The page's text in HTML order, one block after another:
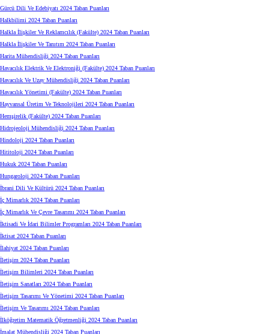
Gürcü Dili Ve Edebiyatı 2024 Taban Puanları
Halkbilimi 2024 Taban Puanları
Halkla İlişkiler Ve Reklamcılık (Fakülte) 2024 Taban Puanları
Halkla İlişkiler Ve Tanıtım 2024 Taban Puanları
Harita Mühendisliği 2024 Taban Puanları
Havacılık Elektrik Ve Elektroniği (Fakülte) 2024 Taban Puanları
Havacılık Ve Uzay Mühendisliği 2024 Taban Puanları
Havacılık Yönetimi (Fakülte) 2024 Taban Puanları
Hayvansal Üretim Ve Teknolojileri 2024 Taban Puanları
Hemşirelik (Fakülte) 2024 Taban Puanları
Hidrojeoloji Mühendisliği 2024 Taban Puanları
Hindoloji 2024 Taban Puanları
Hititoloji 2024 Taban Puanları
Hukuk 2024 Taban Puanları
Hungaroloji 2024 Taban Puanları
İbrani Dili Ve Kültürü 2024 Taban Puanları
İç Mimarlık 2024 Taban Puanları
İç Mimarlık Ve Çevre Tasarımı 2024 Taban Puanları
İktisadi Ve İdari Bilimler Programları 2024 Taban Puanları
İktisat 2024 Taban Puanları
İlahiyat 2024 Taban Puanları
İletişim 2024 Taban Puanları
İletişim Bilimleri 2024 Taban Puanları
İletişim Sanatları 2024 Taban Puanları
İletişim Tasarımı Ve Yönetimi 2024 Taban Puanları
İletişim Ve Tasarımı 2024 Taban Puanları
İlköğretim Matematik Öğretmenliği 2024 Taban Puanları
İmalat Mühendisliği 2024 Taban Puanları